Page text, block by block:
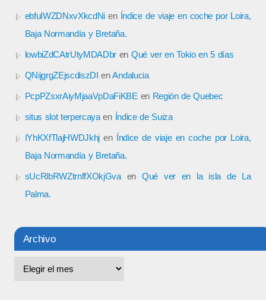
ebfuIWZDNxvXkcdNi en Índice de viaje en coche por Loira,
Baja Normandía y Bretaña.
lowbiZdCAtrUtyMDADbr en Qué ver en Tokio en 5 días
QNijgrgZEjscdiszDI enAndalucia
PcpPZsxrAiyMjaaVpDaFiKBE en Región de Quebec
situs slot terpercayaen Índice de Suiza
IYhKXfTlajHWDJkhj en Índice de viaje en coche por Loira,
Baja Normandía y Bretaña.
sUcRlbRWZtrnffXOkjGvaen Qué ver en la isla de La
Palma.
Archivo